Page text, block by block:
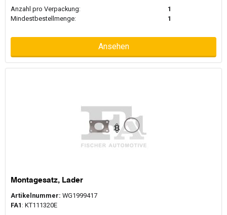
Anzahl pro Verpackung:
1
Mindestbestellmenge:
1
Ansehen
Montagesatz, Lader
Artikelnummer: WG1999417
FA1 : KT111320E